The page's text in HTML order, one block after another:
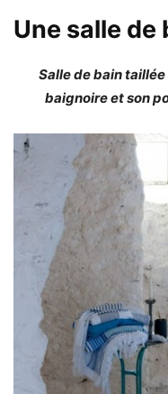
Une salle de
Salle de bain
baignoire et son